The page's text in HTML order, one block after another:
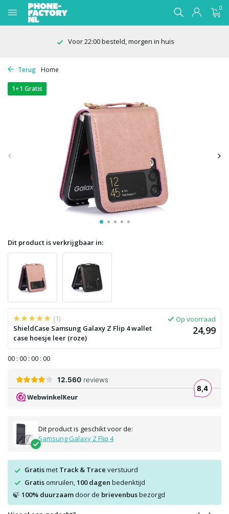
0
Voor 22:00 besteld, morgen in huis
Terug Home
1+1 Gratis
Dit product is verkrijgbaar in:
(1)
ShieldCase Samsung Galaxy Z Flip 4 wallet
case hoesje leer (roze)
Op voorraad
24,99
00 : 00 : 00 : 00
Dit product is geschikt voor de:
Samsung Galaxy Z Flip 4
Gratismet Track & Trace verstuurd
Gratisomruilen, 100 dagen bedenktijd
🍃 100% duurzaamdoor de brievenbusbezorgd